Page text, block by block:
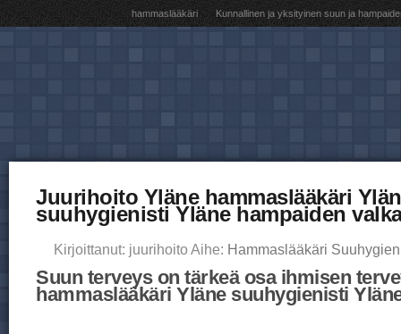
hammaslääkäri Kunnallinen ja yksityinen suun ja
Juurihoito Yläne hammaslääkäri
suuhygienisti Yläne hampaiden
Kirjoittanut: juurihoito Aihe: Hammaslääkäri
Suun terveys on tärkeä osa ihmisen
hammaslääkäri Yläne suuhygienisti